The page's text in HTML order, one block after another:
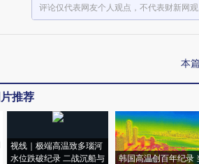
评论仅代表网友个人观点，不代表财新网
本
推荐
视线｜极端高温致多瑙河
水位跌破纪录 二战沉船与
韩国高温创百年纪录